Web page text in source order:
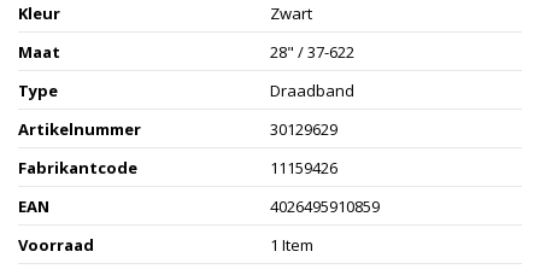
Kleur
Zwart
Maat
28" / 37-622
Type
Draadband
Artikelnummer
30129629
Fabrikantcode
11159426
EAN
4026495910859
Voorraad
1 Item